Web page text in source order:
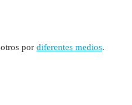
por diferentes medios.